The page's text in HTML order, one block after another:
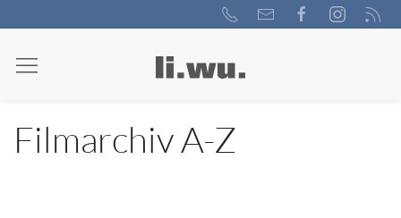
Filmarchiv A-Z